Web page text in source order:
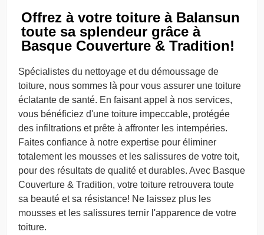
Offrez à votre toiture à Balansun
toute sa splendeur grâce à
Basque Couverture & Tradition!
Spécialistes du nettoyage et du démoussage de
toiture, nous sommes là pour vous assurer une toiture
éclatante de santé. En faisant appel à nos services,
vous bénéficiez d'une toiture impeccable, protégée
des infiltrations et prête à affronter les intempéries.
Faites confiance à notre expertise pour éliminer
totalement les mousses et les salissures de votre toit,
pour des résultats de qualité et durables. Avec Basque
Couverture & Tradition, votre toiture retrouvera toute
sa beauté et sa résistance! Ne laissez plus les
mousses et les salissures ternir l'apparence de votre
toiture.